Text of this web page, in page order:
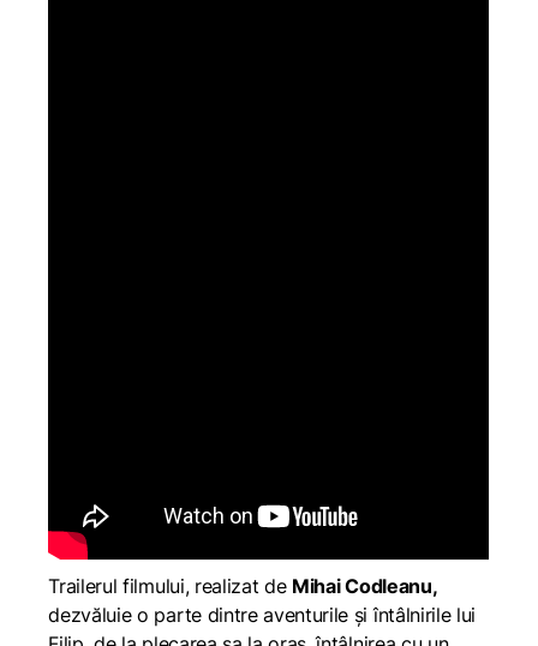
Trailerul filmului, realizat de Mihai Codleanu,
dezvăluie o parte dintre aventurile și întâlnirile lui